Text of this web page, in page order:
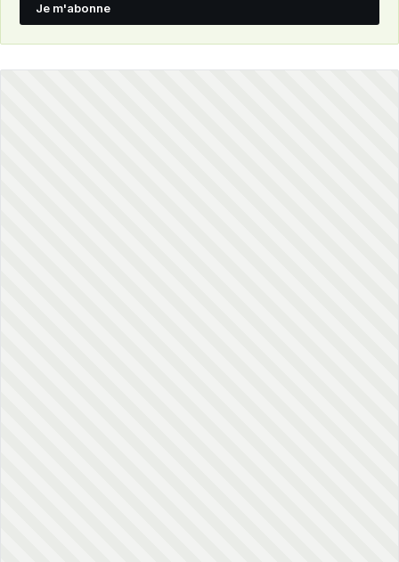
Je m'abonne